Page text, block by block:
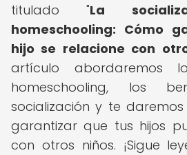
titulado "La
homeschooling: Cómo
hijo se relacione con
artículo abordaremos
homeschooling, los
socialización y te
garantizar que tus hijos
con otros niños. ¡Sigue